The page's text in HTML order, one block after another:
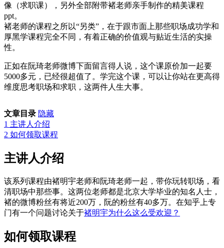
像（求职课），另外全部附带褚老师亲手制作的精美课程
ppt。
褚老师的课程之所以“另类”，在于跟市面上那些职场成功学和
厚黑学课程完全不同，有着正确的价值观与贴近生活的实操
性。
正如在阮琦老师微博下面留言得人说，这个课原价加一起要
5000多元，已经很超值了。学完这个课，可以让你站在更高得
维度思考职场和求职，这两件人生大事。
文章目录 隐藏
1 主讲人介绍
2 如何领取课程
主讲人介绍
该系列课程由褚明宇老师和阮琦老师一起，带你玩转职场，看
清职场中那些事。这两位老师都是北京大学毕业的知名人士，
褚的微博粉丝有将近200万，阮的粉丝有40多万。在知乎上专
门有一个问题讨论关于褚明宇为什么这么受欢迎？
如何领取课程